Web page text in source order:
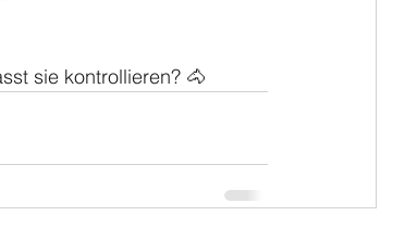
sie kontrollieren? 🐴